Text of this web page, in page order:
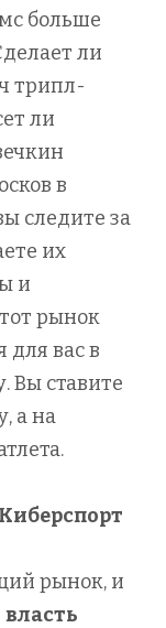
больше
ли
трипл-
ли
в
следите за
их
и
рынок
для вас в
Вы ставите
а на
рынок, и
власть